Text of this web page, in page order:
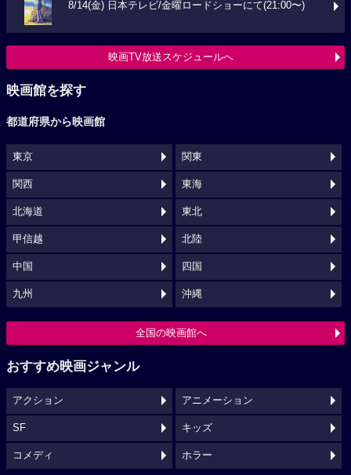
8/14(金) 日本テレビ/金曜ロードショーにて(21:00〜)
映画TV放送スケジュールへ
映画館を探す
都道府県から映画館
東京 関東
関西 東海
北海道 東北
甲信越 北陸
中国 四国
九州 沖縄
全国の映画館へ
おすすめ映画ジャンル
アクション アニメーション
SF キッズ
コメディ ホラー